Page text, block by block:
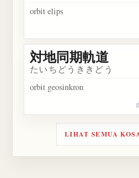
orbit elips
対地同期軌道
たいちどうききどう
orbit geosinkron
LIHAT SEMUA